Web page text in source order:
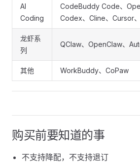
AI
Coding
CodeBuddy Code、
Codex、Cline、Cursor
龙虾系
列
QClaw、OpenClaw、
其他 WorkBuddy、CoPaw
购买前要知道的事
不支持降配，不支持退订